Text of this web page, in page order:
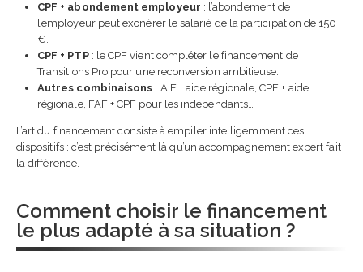
CPF + abondement employeur : l’abondement de
l’employeur peut exonérer le salarié de la participation de 150
€.
CPF + PTP: le CPF vient compléter le financement de
Transitions Pro pour une reconversion ambitieuse.
Autres combinaisons : AIF + aide régionale, CPF + aide
régionale, FAF + CPF pour les indépendants…
L’art du financement consiste à empiler intelligemment ces
dispositifs : c’est précisément là qu’un accompagnement expert fait
la différence.
Comment choisir le financement
le plus adapté à sa situation ?